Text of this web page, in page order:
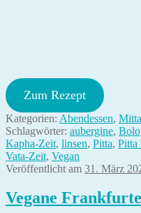
Zum Rezept
Kategorien: Abendessen,
Schlagwörter: aubergine,
Kapha-Zeit, linsen, Pitta, Pitta
Vata-Zeit, Vegan
Veröffentlicht am 31. März
Vegane